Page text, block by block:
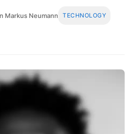
Markus Neumann TECHNOLOGY